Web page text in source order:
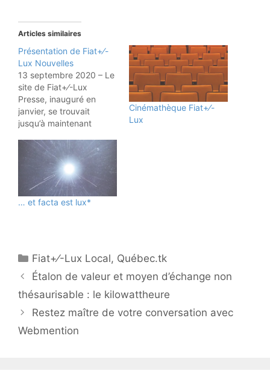
Articles similaires
Présentation de Fiat+⁄-
Lux Nouvelles
13 septembre 2020 – Le
site de Fiat+⁄-Lux
Presse, inauguré en
janvier, se trouvait
jusqu’à maintenant
déferlement continu
d’informations de moins
en moins crédibles en
provenance des médias
dominants (ou
prétendument
de la crise mondiale du
coronavirus. Nous avons
donc isolé ces sources…
Cinémathèque Fiat+⁄-
Lux
… et facta est lux*
Fiat+⁄-Lux Local, Québec.tk
Étalon de valeur et moyen d’échange non
thésaurisable : le kilowattheure
Restez maître de votre conversation avec
Webmention